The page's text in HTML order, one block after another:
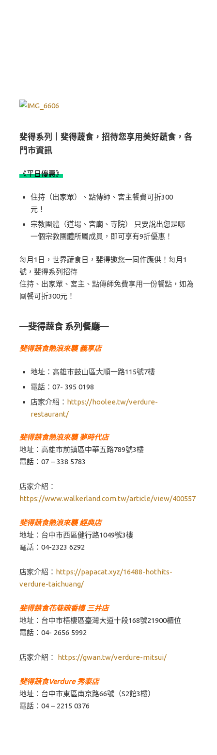
斐得系列｜斐得蔬食，招待您享用美好蔬食，各
門市資訊
《平日優惠》
住持（出家眾）、點傳師、宮主餐費可折300
元！
宗教團體（道場、宮廟、寺院） 只要說出您是哪
一個宗教團體所屬成員，即可享有9折優惠！
每月1日，世界蔬食日，斐得邀您一同作應供！每月1
號，斐得系列招待
住持、出家眾、宮主、點傳師免費享用一份餐點，如為
團餐可折300元！
—斐得蔬食 系列餐廳—
斐得蔬食熱浪來襲 義享店
地址：高雄市鼓山區大順一路115號7樓
電話：07- 395 0198
店家介紹： https://hoolee.tw/verdure-
restaurant/
斐得蔬食熱浪來襲 夢時代店
地址：高雄市前鎮區中華五路789號3樓
電話：07 – 338 5783
店家介紹：
https://www.walkerland.com.tw/article/view/400557
斐得蔬食熱浪來襲 經典店
地址：台中市西區健行路1049號3樓
電話：04-2323 6292
店家介紹： https://papacat.xyz/16488-hothits-
verdure-taichuang/
斐得蔬食花巷疏香樓 三井店
地址：台中市梧棲區臺灣大道十段168號21900櫃位
電話：04- 2656 5992
店家介紹： https://gwan.tw/verdure-mitsui/
斐得蔬食Verdure 秀泰店
地址：台中市東區南京路66號（S2館3樓）
電話：04 – 2215 0376